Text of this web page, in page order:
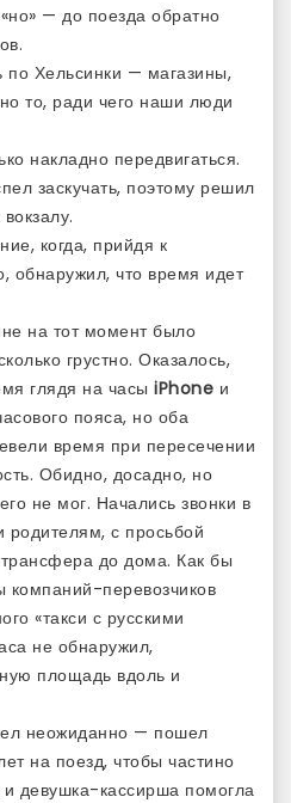
— до поезда обратно
по Хельсинки — магазины,
то, ради чего наши люди
накладно передвигаться.
заскучать, поэтому решил
когда, прийдя к
обнаружил, что время идет
на тот момент было
грустно. Оказалось,
глядя на часы iPhone и
пояса, но оба
время при пересечении
Обидно, досадно, но
не мог. Начались звонки в
с просьбой
до дома. Как бы
компаний-перевозчиков
«такси с русскими
не обнаружил,
площадь вдоль и
неожиданно — пошел
на поезд, чтобы частино
и девушка-кассирша помогла